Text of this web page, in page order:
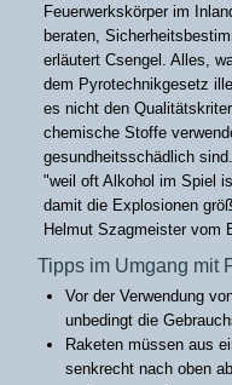
Feuerwerkskörper im
beraten,
erläutert Csengel. Alles,
dem Pyrotechnikgesetz
es nicht den
chemische Stoffe
gesundheitsschädlich
"weil oft Alkohol im Spiel
damit die Explosionen
Helmut Szagmeister vom
Tipps im Umgang mit
Vor der Verwendung
unbedingt die
Raketen müssen aus
senkrecht nach oben